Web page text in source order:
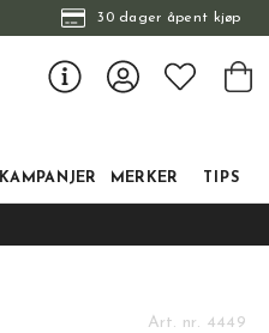
30 dager åpent kjøp
KAMPANJER MERKER TIPS
Art. nr. 4449